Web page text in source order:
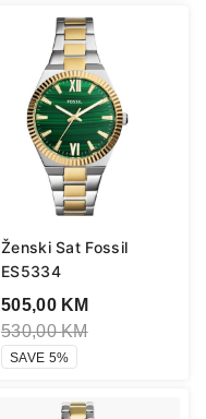
Ženski Sat Fossil
ES5334
505,00 KM
530,00KM
SAVE 5%